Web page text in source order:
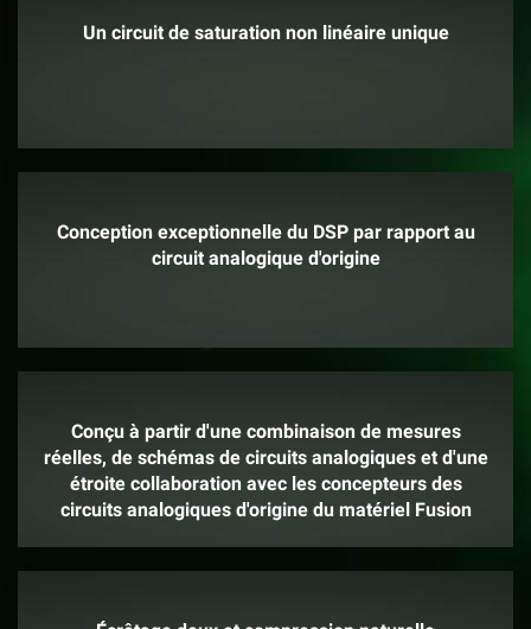
Un circuit de saturation non linéaire unique
Conception exceptionnelle du DSP par rapport au
circuit analogique d'origine
Conçu à partir d'une combinaison de mesures
réelles, de schémas de circuits analogiques et d'une
étroite collaboration avec les concepteurs des
circuits analogiques d'origine du matériel Fusion